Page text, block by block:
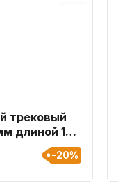
трековый
длиной 160
-20%